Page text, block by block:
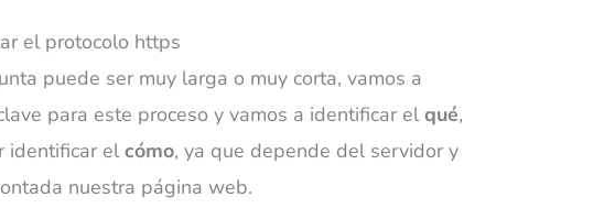
el protocolo https
puede ser muy larga o muy corta, vamos a
para este proceso y vamos a identificar elqué,
identificar elcómo, ya que depende del servidor y
nuestra página web.